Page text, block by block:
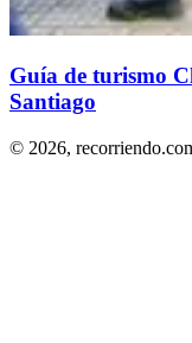
Guía de turismo
Santiago
© 2026,